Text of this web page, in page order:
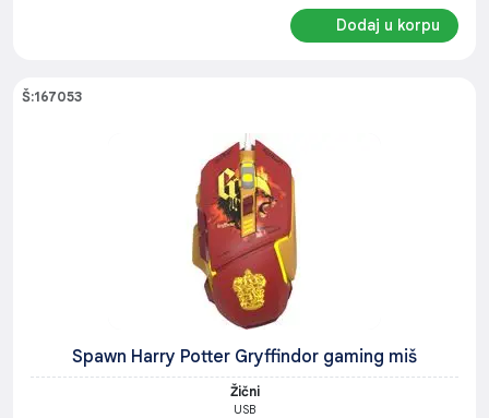
Dodaj u korpu
Š:167053
Spawn Harry Potter Gryffindor gaming miš
Žični
USB